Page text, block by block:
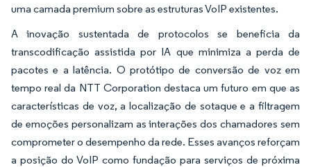
uma camada premium sobre as estruturas VoIP existentes.
A inovação sustentada de protocolos se beneficia da
transcodificação assistida por IA que minimiza a perda de
pacotes e a latência. O protótipo de conversão de voz em
tempo real da NTT Corporation destaca um futuro em que as
características de voz, a localização de sotaque e a filtragem
de emoções personalizam as interações dos chamadores sem
comprometer o desempenho da rede. Esses avanços reforçam
a posição do VoIP como fundação para serviços de próxima